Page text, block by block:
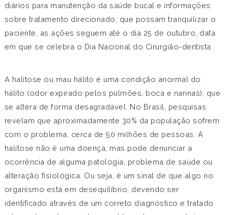
diários para manutenção da saúde bucal e informações
sobre tratamento direcionado, que possam tranquilizar o
paciente, as ações seguem até o dia 25 de outubro, data
em que se celebra o Dia Nacional do Cirurgião-dentista.
A halitose ou mau hálito é uma condição anormal do
hálito (odor expirado pelos pulmões, boca e narinas), que
se altera de forma desagradável. No Brasil, pesquisas
revelam que aproximadamente 30% da população sofrem
com o problema, cerca de 50 milhões de pessoas. A
halitose não é uma doença, mas pode denunciar a
ocorrência de alguma patologia, problema de saúde ou
alteração fisiológica. Ou seja, é um sinal de que algo no
organismo está em desequilíbrio, devendo ser
identificado através de um correto diagnóstico e tratado